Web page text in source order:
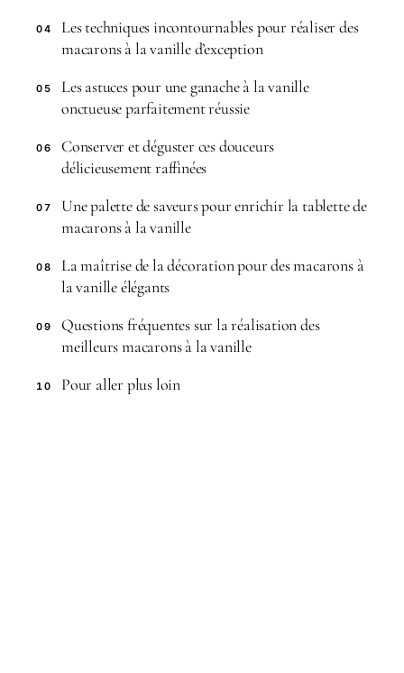
04
Les techniques incontournables pour réaliser des
macarons à la vanille d’exception
05
Les astuces pour une ganache à la vanille
onctueuse parfaitement réussie
06
Conserver et déguster ces douceurs
délicieusement raffinées
07
Une palette de saveurs pour enrichir la tablette de
macarons à la vanille
08
La maîtrise de la décoration pour des macarons à
la vanille élégants
09
Questions fréquentes sur la réalisation des
meilleurs macarons à la vanille
10 Pour aller plus loin